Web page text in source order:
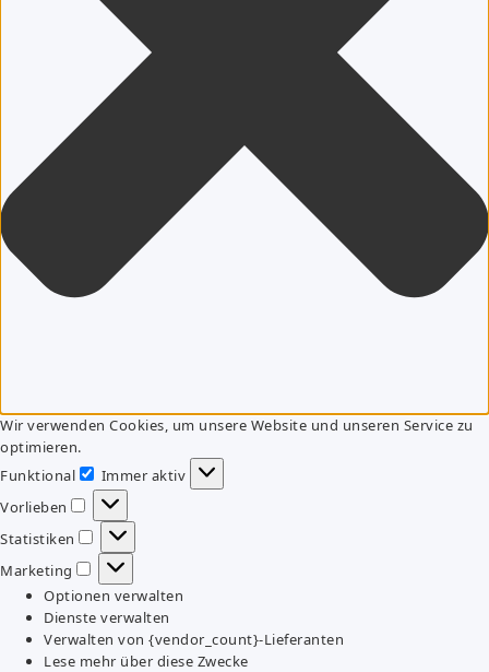
Wir verwenden Cookies, um unsere Website und unseren Service zu
optimieren.
Funktional
Funktional
Immer aktiv
Vorlieben
Vorlieben
Statistiken
Statistiken
Marketing
Marketing
Optionen verwalten
Dienste verwalten
Verwalten von {vendor_count}-Lieferanten
Lese mehr über diese Zwecke